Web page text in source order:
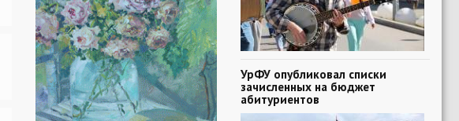
УрФУ опубликовал списки
зачисленных на бюджет
абитуриентов